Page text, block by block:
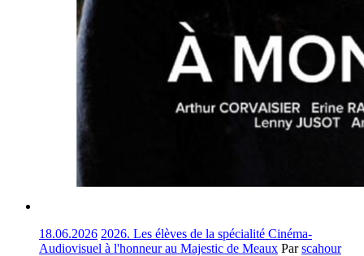
18.06.2026 2026. Les élèves de la spécialité Cinéma-
Audiovisuel à l'honneur au Majestic de Meaux Parscahour